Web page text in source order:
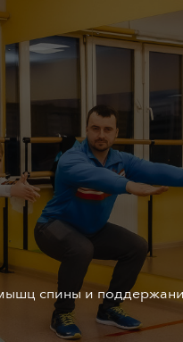
фитнес
коллагеновыми
спины и